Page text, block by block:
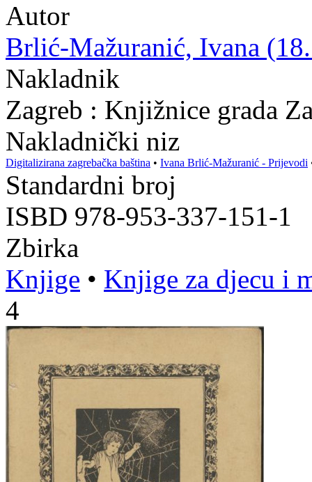
Autor
Brlić-Mažuranić, Ivana
Nakladnik
Zagreb : Knjižnice grada
Nakladnički niz
Digitalizirana zagrebačka baština • Ivana Brlić-Mažuranić - Prijevodi
Standardni broj
ISBD 978-953-337-151-1
Zbirka
Knjige • Knjige za djecu i
4